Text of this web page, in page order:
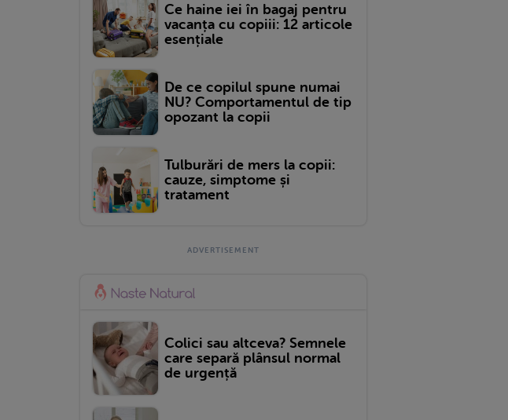
Ce haine iei în bagaj pentru
vacanța cu copiii: 12 articole
esențiale
De ce copilul spune numai
NU? Comportamentul de tip
opozant la copii
Tulburări de mers la copii:
cauze, simptome și
tratament
Colici sau altceva? Semnele
care separă plânsul normal
de urgență